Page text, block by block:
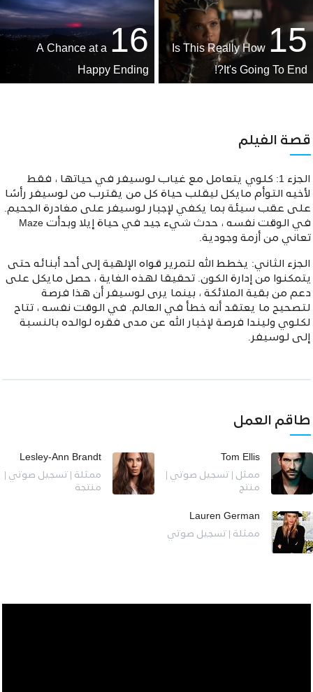
15
Is This Really How
It's Going To End?!
16
A Chance at a
Happy Ending
قصة الفيلم
الجزء 1: كلوي يتعامل مع غياب لوسيفر في حياتها ، فقط
لأخيه التوأم مايكل ليقلب حياة كل من يقترب من لوسيفر رأسًا
على عقب سيئة بما يكفي لإجبار لوسيفر على مغادرة الجحيم.
في الوقت نفسه ، حدث شيء جيد في حياة إيلا وبدأت Maze
تعاني من أزمة وجودية.
الجزء الثاني: يخطط الله لتمرير قواه الإلهية إلى أحد أبنائه حتى
يتمكنوا من إدارة الكون. تحقيقا لهذه الغاية ، حصل مايكل على
دعم من بقية الملائكة ، بينما يرى لوسيفر أن هذا فرصة
لتصحيح ما يعتقد أنه خطأ في العالم. في الوقت نفسه ، تتاح
لكلوي وليندا فرصة لإخبار الله عن مدى فقره لوالده بالنسبة
إلى لوسيفر.
طاقم العمل
Tom Ellis
ممثل | تسجيل صوتي |
منتج
Lesley-Ann Brandt
ممثلة | تسجيل صوتي |
منتجة
Lauren German
ممثلة | تسجيل صوتي